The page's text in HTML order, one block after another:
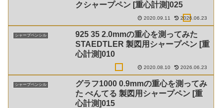
クシャープペン [重心計測]025
2020.09.11 2026.06.23
シャープペンシル
925 35 2.0mmの重心を測ってみた
STAEDTLER 製図用シャープペン [重
心計測]010
2020.08.10 2026.06.23
シャープペンシル
グラフ1000 0.9mmの重心を測ってみ
た ぺんてる 製図用シャープペン [重
心計測]015